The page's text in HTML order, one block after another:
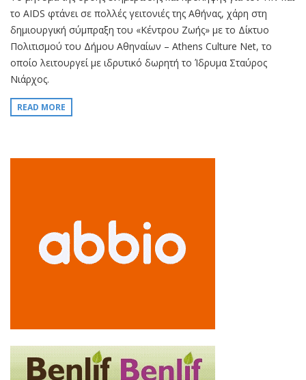
το AIDS φτάνει σε πολλές γειτονιές της Αθήνας, χάρη στη
δημιουργική σύμπραξη του «Κέντρου Ζωής» με το Δίκτυο
Πολιτισμού του Δήμου Αθηναίων – Athens Culture Net, το
οποίο λειτουργεί με ιδρυτικό δωρητή το Ίδρυμα Σταύρος
Νιάρχος.
READ MORE